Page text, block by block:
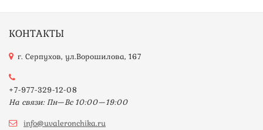
КОНТАКТЫ
г. Серпухов, ул.Ворошилова, 167
+7-977-329-12-08
На связи: Пн—Вс 10:00—19:00
info@uvaleronchika.ru